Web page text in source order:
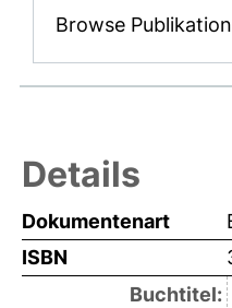
Browse
Details
Dokumentenart
ISBN
Buchtitel: